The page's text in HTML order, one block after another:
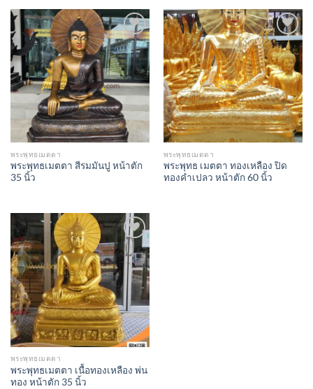
Add to
Wishlist
พระพุทธเมตตา
พระพุทธเมตตา สีรมมันปู หน้าตัก
35 นิ้ว
Add to
Wishlist
พระพุทธเมตตา
พระพุทธ เมตตา ทองเหลือง ปิด
ทองคำเปลว หน้าตัก 60 นิ้ว
Add to
Wishlist
พระพุทธเมตตา
พระพุทธเมตตา เนื้อทองเหลือง พ่น
ทอง หน้าตัก 35 นิ้ว